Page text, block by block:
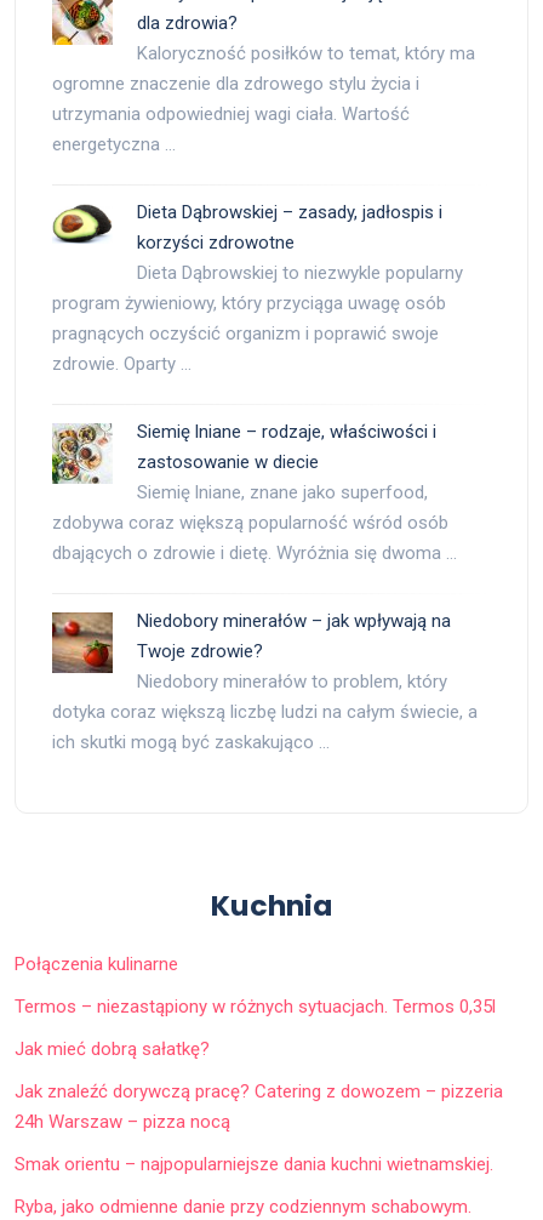
dla zdrowia?
Kaloryczność posiłków to temat, który ma
ogromne znaczenie dla zdrowego stylu życia i
utrzymania odpowiedniej wagi ciała. Wartość
energetyczna …
Dieta Dąbrowskiej – zasady, jadłospis i
korzyści zdrowotne
Dieta Dąbrowskiej to niezwykle popularny
program żywieniowy, który przyciąga uwagę osób
pragnących oczyścić organizm i poprawić swoje
zdrowie. Oparty …
Siemię lniane – rodzaje, właściwości i
zastosowanie w diecie
Siemię lniane, znane jako superfood,
zdobywa coraz większą popularność wśród osób
dbających o zdrowie i dietę. Wyróżnia się dwoma …
Niedobory minerałów – jak wpływają na
Twoje zdrowie?
Niedobory minerałów to problem, który
dotyka coraz większą liczbę ludzi na całym świecie, a
ich skutki mogą być zaskakująco …
Kuchnia
Połączenia kulinarne
Termos – niezastąpiony w różnych sytuacjach. Termos 0,35l
Jak mieć dobrą sałatkę?
Jak znaleźć dorywczą pracę? Catering z dowozem – pizzeria
24h Warszaw – pizza nocą
Smak orientu – najpopularniejsze dania kuchni wietnamskiej.
Ryba, jako odmienne danie przy codziennym schabowym.